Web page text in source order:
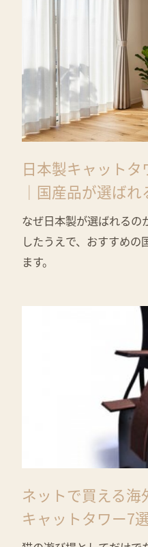
日本製キャット
｜国産品が選ば
なぜ日本製が選ばれるの
したうえで、おすすめの
ます。
ネットで買える海
キャットタワー7